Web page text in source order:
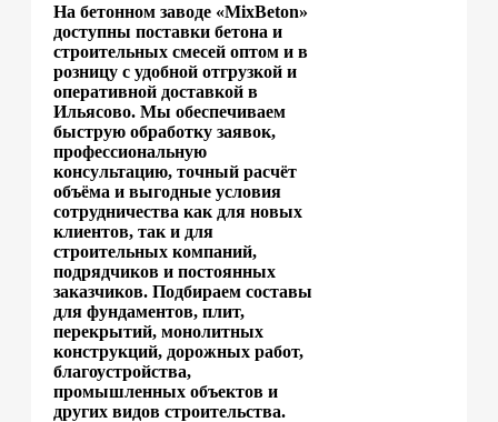
На бетонном заводе «MixBeton»
доступны поставки бетона и
строительных смесей оптом и в
розницу с удобной отгрузкой и
оперативной доставкой в
Ильясово. Мы обеспечиваем
быструю обработку заявок,
профессиональную
консультацию, точный расчёт
объёма и выгодные условия
сотрудничества как для новых
клиентов, так и для
строительных компаний,
подрядчиков и постоянных
заказчиков. Подбираем составы
для фундаментов, плит,
перекрытий, монолитных
конструкций, дорожных работ,
благоустройства,
промышленных объектов и
других видов строительства.